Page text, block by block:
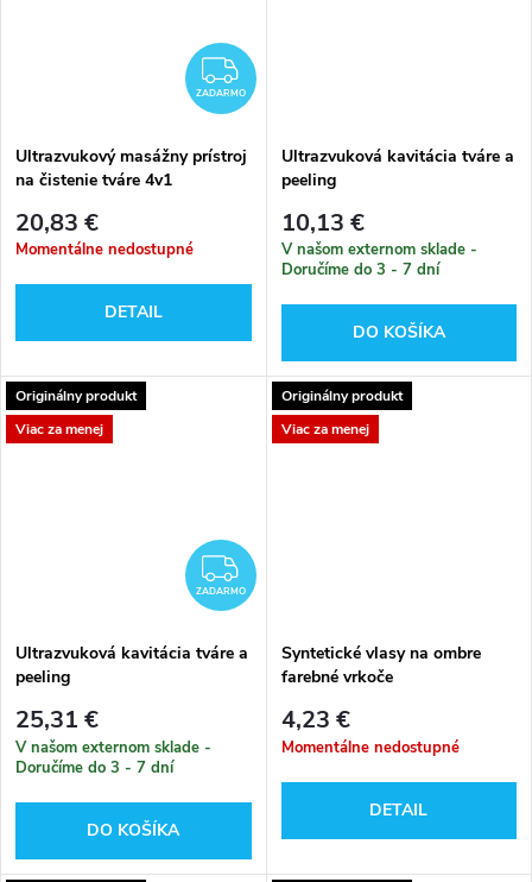
ZADARMO
ZADARMO
Ultrazvukový masážny prístroj
na čistenie tváre 4v1
20,83 €
Momentálne nedostupné
DETAIL
Ultrazvuková kavitácia tváre a
peeling
10,13 €
V našom externom sklade -
Doručíme do 3 - 7 dní
DO KOŠÍKA
Originálny produkt
Viac za menej
ZADARMO
ZADARMO
Ultrazvuková kavitácia tváre a
peeling
25,31 €
V našom externom sklade -
Doručíme do 3 - 7 dní
DO KOŠÍKA
Originálny produkt
Viac za menej
Syntetické vlasy na ombre
farebné vrkoče
4,23 €
Momentálne nedostupné
DETAIL